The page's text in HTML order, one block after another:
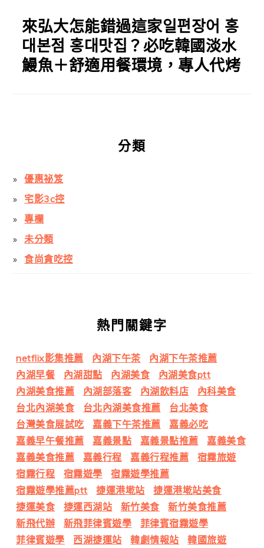
來弘大怎能錯過這家일편장어 홍
대본점 홍대맛집？必吃韓國淡水
鰻魚＋舒適用餐環境，專人代烤
分類
優惠祕笈
宅影3c控
專欄
未分類
食尚貪吃控
熱門關鍵字
netflix影集推薦 內湖下午茶
內湖下午茶推薦
內湖早餐
內湖甜點 內湖美食
內湖美食ptt
內湖美食推薦
內湖部落客 內湖飲料店
內科美食
台北內湖美食
台北內湖美食推薦
台北美食
台灣美食展試吃
嘉義下午茶推薦
嘉義必吃
嘉義早午餐推薦
嘉義景點 嘉義景點推薦
嘉義美食
嘉義美食推薦
嘉義行程 嘉義行程推薦
宿霧旅遊
宿霧行程
宿霧遊學
宿霧遊學推薦
宿霧遊學推薦ptt
捷運港墘站
捷運港墘站美食
捷運美食
捷運西湖站 新竹美食
新竹美食推薦
新飛代辦
新飛菲律賓遊學
菲律賓宿霧遊學
菲律賓遊學
西湖捷運站 韓劇情報站 韓國旅遊